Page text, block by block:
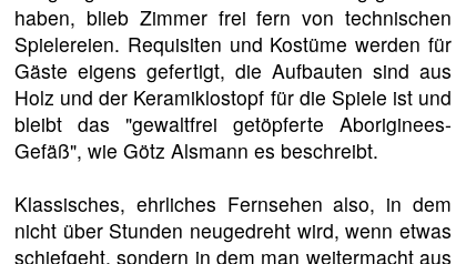
haben, blieb Zimmer frei fern von technischen
Spielereien. Requisiten und Kostüme werden für
Gäste eigens gefertigt, die Aufbauten sind aus
Holz und der Keramiklostopf für die Spiele ist und
bleibt das "gewaltfrei getöpferte Aboriginees-
Gefäß", wie Götz Alsmann es beschreibt.
Klassisches, ehrliches Fernsehen also, in dem
nicht über Stunden neugedreht wird, wenn etwas
schiefgeht, sondern in dem man weitermacht aus